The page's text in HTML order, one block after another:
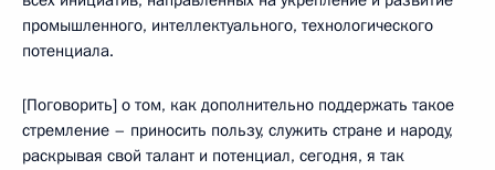
промышленного, интеллектуального, технологического
потенциала.
[Поговорить] о том, как дополнительно поддержать такое
стремление – приносить пользу, служить стране и народу,
раскрывая свой талант и потенциал, сегодня, я так